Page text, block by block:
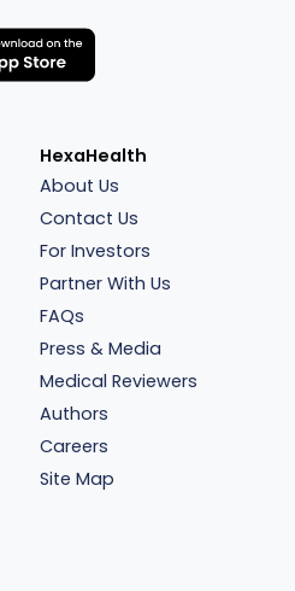
HexaHealth
About Us
Contact Us
For Investors
Partner With Us
FAQs
Press & Media
Medical Reviewers
Authors
Careers
Site Map